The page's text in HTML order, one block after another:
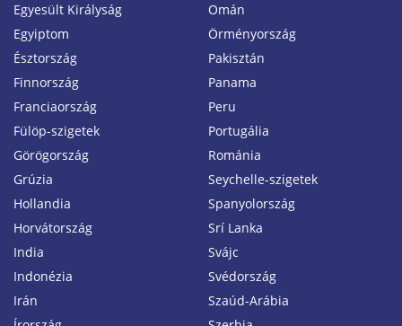
Egyesült Királyság
Egyiptom
Észtország
Finnország
Franciaország
Fülöp-szigetek
Görögország
Grúzia
Hollandia
Horvátország
India
Indonézia
Irán
Omán
Örményország
Pakisztán
Panama
Peru
Portugália
Románia
Seychelle-szigetek
Spanyolország
Srí Lanka
Svájc
Svédország
Szaúd-Arábia